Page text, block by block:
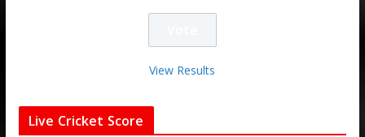
View Results
Live Cricket Score